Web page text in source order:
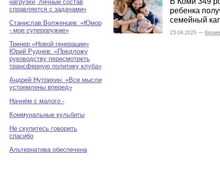
нагрузки, личный состав
справляется с задачами»
Станислав Волженцев: «Юмор
- мое супероружие»
Тренер «Новой генерации»
Юрий Руднев: «Предложу
руководству пересмотреть
трансферную политику клуба»
Андрей Нутрихин: «Все мысли
устремлены вперед»
Начнём с малого -
Коммунальные кульбиты
Не скупитесь говорить
спасибо
Альтернатива обеспечена
ребенка
семейный
23.04.2025 —